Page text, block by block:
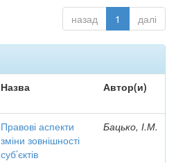
назад 1 далі
Назва Автор(и)
Правові аспекти
зміни зовнішності
суб’єктів
Бацько, І.М.